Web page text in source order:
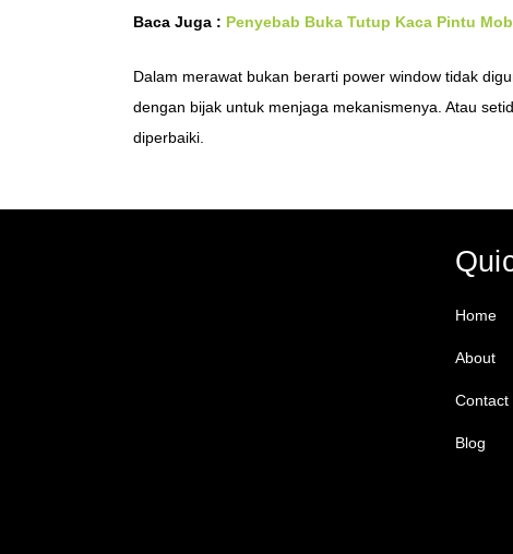
Baca Juga : Penyebab Buka Tutup Kaca Pintu
Dalam merawat bukan berarti power window tidak
dengan bijak untuk menjaga mekanismenya. Atau
diperbaiki.
Home
About
Contact
Blog